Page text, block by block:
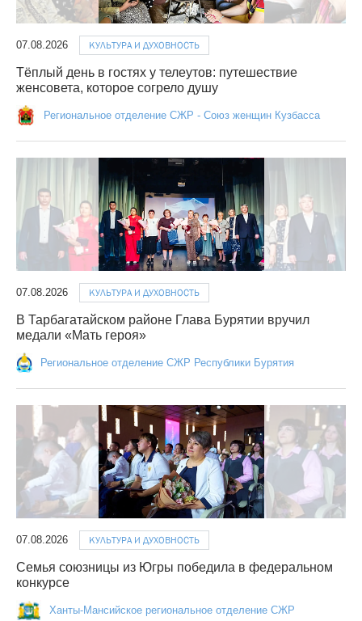
07.08.2026 КУЛЬТУРА И ДУХОВНОСТЬ
Тёплый день в гостях у телеутов: путешествие
женсовета, которое согрело душу
Региональное отделение СЖР - Союз женщин Кузбасса
07.08.2026 КУЛЬТУРА И ДУХОВНОСТЬ
В Тарбагатайском районе Глава Бурятии вручил
медали «Мать героя»
Региональное отделение СЖР Республики Бурятия
07.08.2026 КУЛЬТУРА И ДУХОВНОСТЬ
Семья союзницы из Югры победила в федеральном
конкурсе
Ханты-Мансийское региональное отделение СЖР